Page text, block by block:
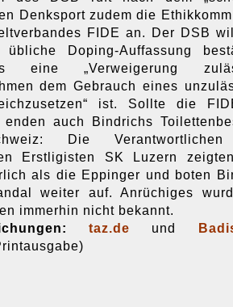
Denksport zudem die
FIDE an. Der DSB
Doping-Auffassung
eine „Verweigerung
dem Gebrauch eines
ist. Sollte die
auch Bindrichs
Die
Erstligisten SK Luzern
als die Eppinger und boten
weiter auf. Anrüchiges
immerhin nicht bekannt.
taz.de und